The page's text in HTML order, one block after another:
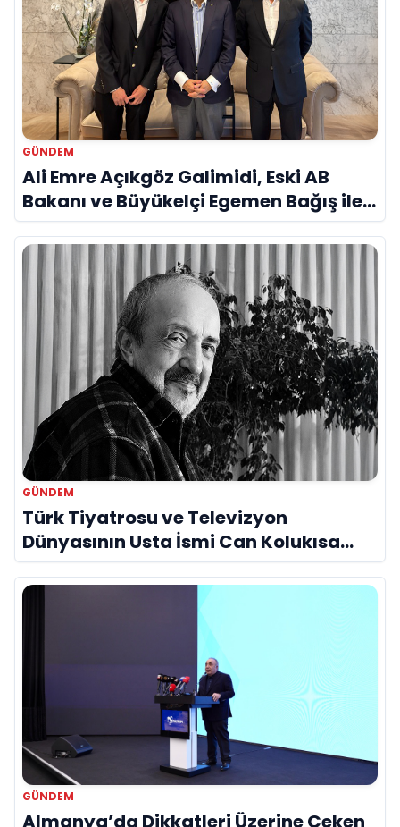
GÜNDEM
Ali Emre Açıkgöz Galimidi, Eski AB
Bakanı ve Büyükelçi Egemen Bağış ile
Bir Araya Geldi
GÜNDEM
Türk Tiyatrosu ve Televizyon
Dünyasının Usta İsmi Can Kolukısa
Hayatını Kaybetti
GÜNDEM
Almanya’da Dikkatleri Üzerine Çeken